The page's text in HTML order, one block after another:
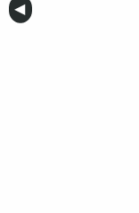
Anterior
◀︎